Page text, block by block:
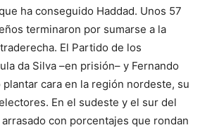
ha conseguido Haddad. Unos 57
terminaron por sumarse a la
El Partido de los
da Silva –en prisión– y Fernando
plantar cara en la región nordeste, su
En el sudeste y el sur del
con porcentajes que rondan